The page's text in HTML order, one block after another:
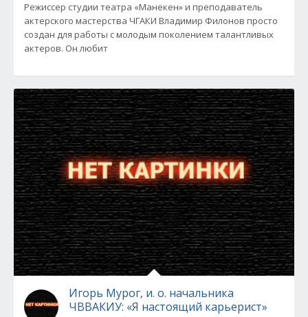
Режиссер студии театра «Манекен» и преподаватель
актерского мастерства ЧГАКИ Владимир Филонов просто
создан для работы с молодым поколением талантливых
актеров. Он любит
Игорь Мурог, и. о. начальника
ЧВВАКИУ: «Я настоящий карьерист»